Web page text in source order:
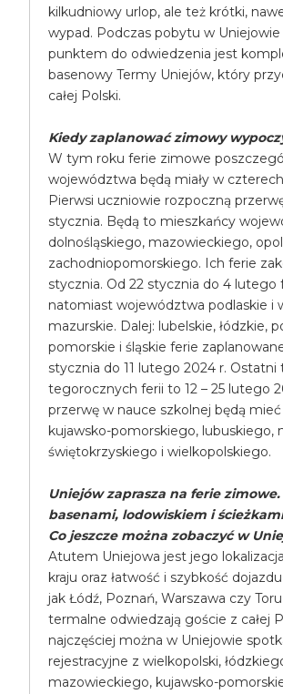
kilkudniowy urlop, ale też krótki,
wypad. Podczas pobytu w
punktem do odwiedzenia jest
basenowy Termy Uniejów, który
całej Polski.
Kiedy zaplanować zimowy
​W tym roku ferie zimowe
województwa będą miały w
Pierwsi uczniowie rozpoczną
stycznia. Będą to mieszkańcy
dolnośląskiego, mazowieckiego,
zachodniopomorskiego. Ich ferie
stycznia. Od 22 stycznia do 4 lutego
natomiast województwa podlaskie i
mazurskie. Dalej: lubelskie, łódzkie,
pomorskie i śląskie ferie
stycznia do 11 lutego 2024 r. Ostatni
tegorocznych ferii to 12 – 25 lutego
przerwę w nauce szkolnej będą
kujawsko-pomorskiego, lubuskiego,
świętokrzyskiego i wielkopolskiego.
Uniejów zaprasza na ferie
basenami, lodowiskiem i
Co jeszcze można zobaczyć w
Atutem Uniejowa jest jego
kraju oraz łatwość i szybkość
jak Łódź, Poznań, Warszawa czy
termalne odwiedzają goście z całej
najczęściej można w Uniejowie
rejestracyjne z wielkopolski,
mazowieckiego, kujawsko-